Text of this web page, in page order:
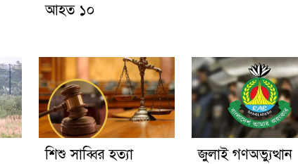
আহত ১০
শিশু সাব্বির হত্যা
জুলাই গণঅভ্যুত্থান